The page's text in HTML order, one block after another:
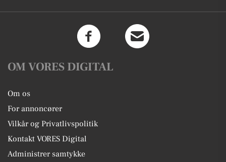
OM VORES DIGITAL
Om os
For annoncører
Vilkår og Privatlivspolitik
Kontakt VORES Digital
Administrer samtykke